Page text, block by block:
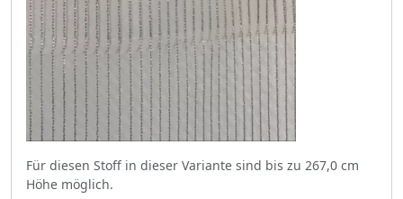
Für diesen Stoff in dieser Variante sind bis zu 267,0 cm
Höhe möglich.